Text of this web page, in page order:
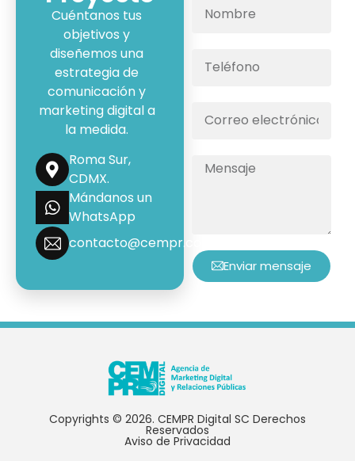
Cuéntanos tus
objetivos y
diseñemos una
estrategia de
comunicación y
marketing digital a
la medida.
Roma Sur,
CDMX.
Mándanos un
WhatsApp
contacto@cempr.com.mx
Enviar mensaje
Copyrights © 2026. CEMPR Digital SC Derechos
Reservados
Aviso de Privacidad